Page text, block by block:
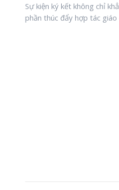
Sự kiện ký kết không chỉ
phần thúc đẩy hợp tác